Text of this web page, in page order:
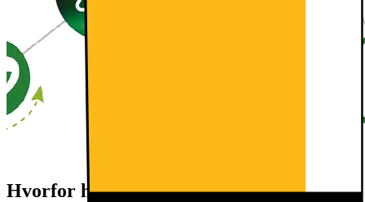
Hvorfor har vi miljøparametre?